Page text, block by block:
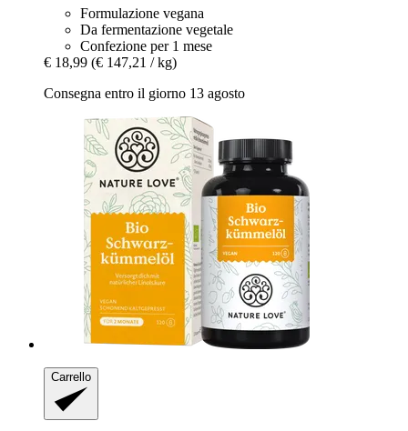
Formulazione vegana
Da fermentazione vegetale
Confezione per 1 mese
€ 18,99 (€ 147,21 / kg)
Consegna entro il giorno 13 agosto
Carrello